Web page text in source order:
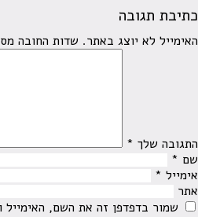
כתיבת תגובה
האימייל לא יוצג באתר. שדות החובה
התגובה שלך *
שם *
אימייל *
אתר
שמור בדפדפן זה את השם,